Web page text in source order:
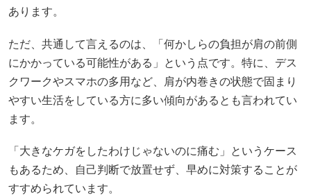
あります。
ただ、共通して言えるのは、「何かしらの負担が肩の前側
にかかっている可能性がある」という点です。特に、デス
クワークやスマホの多用など、肩が内巻きの状態で固まり
やすい生活をしている方に多い傾向があるとも言われてい
ます。
「大きなケガをしたわけじゃないのに痛む」というケース
もあるため、自己判断で放置せず、早めに対策することが
すすめられています。